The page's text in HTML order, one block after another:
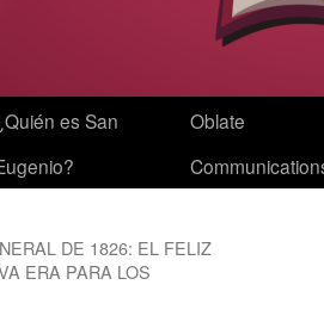
es San
Oblate
DE 1826: EL FELIZ
ERA PARA LOS